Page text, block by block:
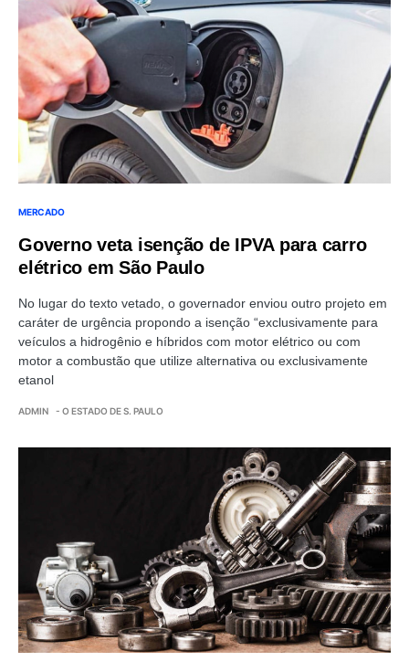
MERCADO
Governo veta isenção de IPVA para carro
elétrico em São Paulo
No lugar do texto vetado, o governador enviou outro projeto em
caráter de urgência propondo a isenção “exclusivamente para
veículos a hidrogênio e híbridos com motor elétrico ou com
motor a combustão que utilize alternativa ou exclusivamente
etanol
ADMIN - O ESTADO DE S. PAULO